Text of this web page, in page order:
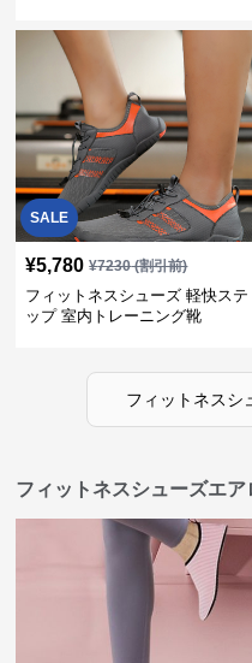
SALE
¥5,780 ¥7230(割引前)
フィットネスシューズ 軽快ステ
ップ 室内トレーニング靴
フィットネスシ
フィットネスシューズエ